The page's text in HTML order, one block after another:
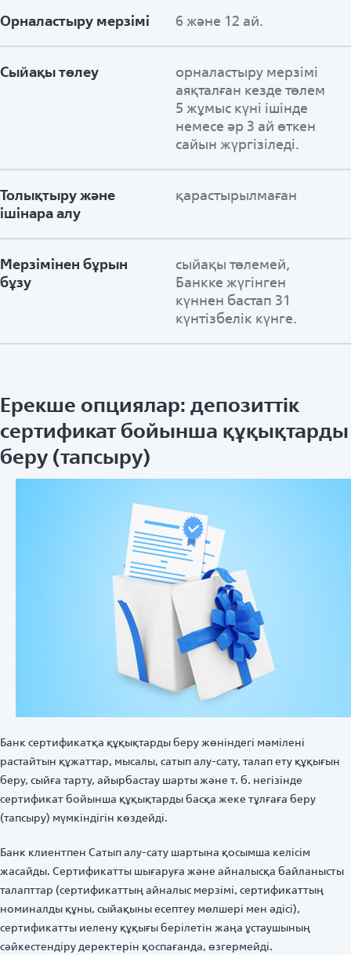
Орналастыру мерзімі
Сыйақы төлеу
Толықтыру және
ішінара алу
Мерзімінен бұрын
бұзу
6 және 12 ай.
орналастыру мерзімі
аяқталған кезде төлем
5 жұмыс күні ішінде
немесе әр 3 ай өткен
сайын жүргізіледі.
қарастырылмаған
сыйақы төлемей,
Банкке жүгінген
күннен бастап 31
күнтізбелік күнге.
Ерекше опциялар: депозиттік
сертификат бойынша құқықтарды
беру (тапсыру)
Банк сертификатқа құқықтарды беру жөніндегі мәмілені
растайтын құжаттар, мысалы, сатып алу-сату, талап ету құқығын
беру, сыйға тарту, айырбастау шарты және т. б. негізінде
сертификат бойынша құқықтарды басқа жеке тұлғаға беру
(тапсыру) мүмкіндігін көздейді.
Банк клиентпен Сатып алу-сату шартына қосымша келісім
жасайды. Сертификатты шығаруға және айналысқа байланысты
талапттар (сертификаттың айналыс мерзімі, сертификаттың
номиналды құны, сыйақыны есептеу мөлшері мен әдісі),
сертификатты иелену құқығы берілетін жаңа ұстаушының
сәйкестендіру деректерін қоспағанда, өзгермейді.